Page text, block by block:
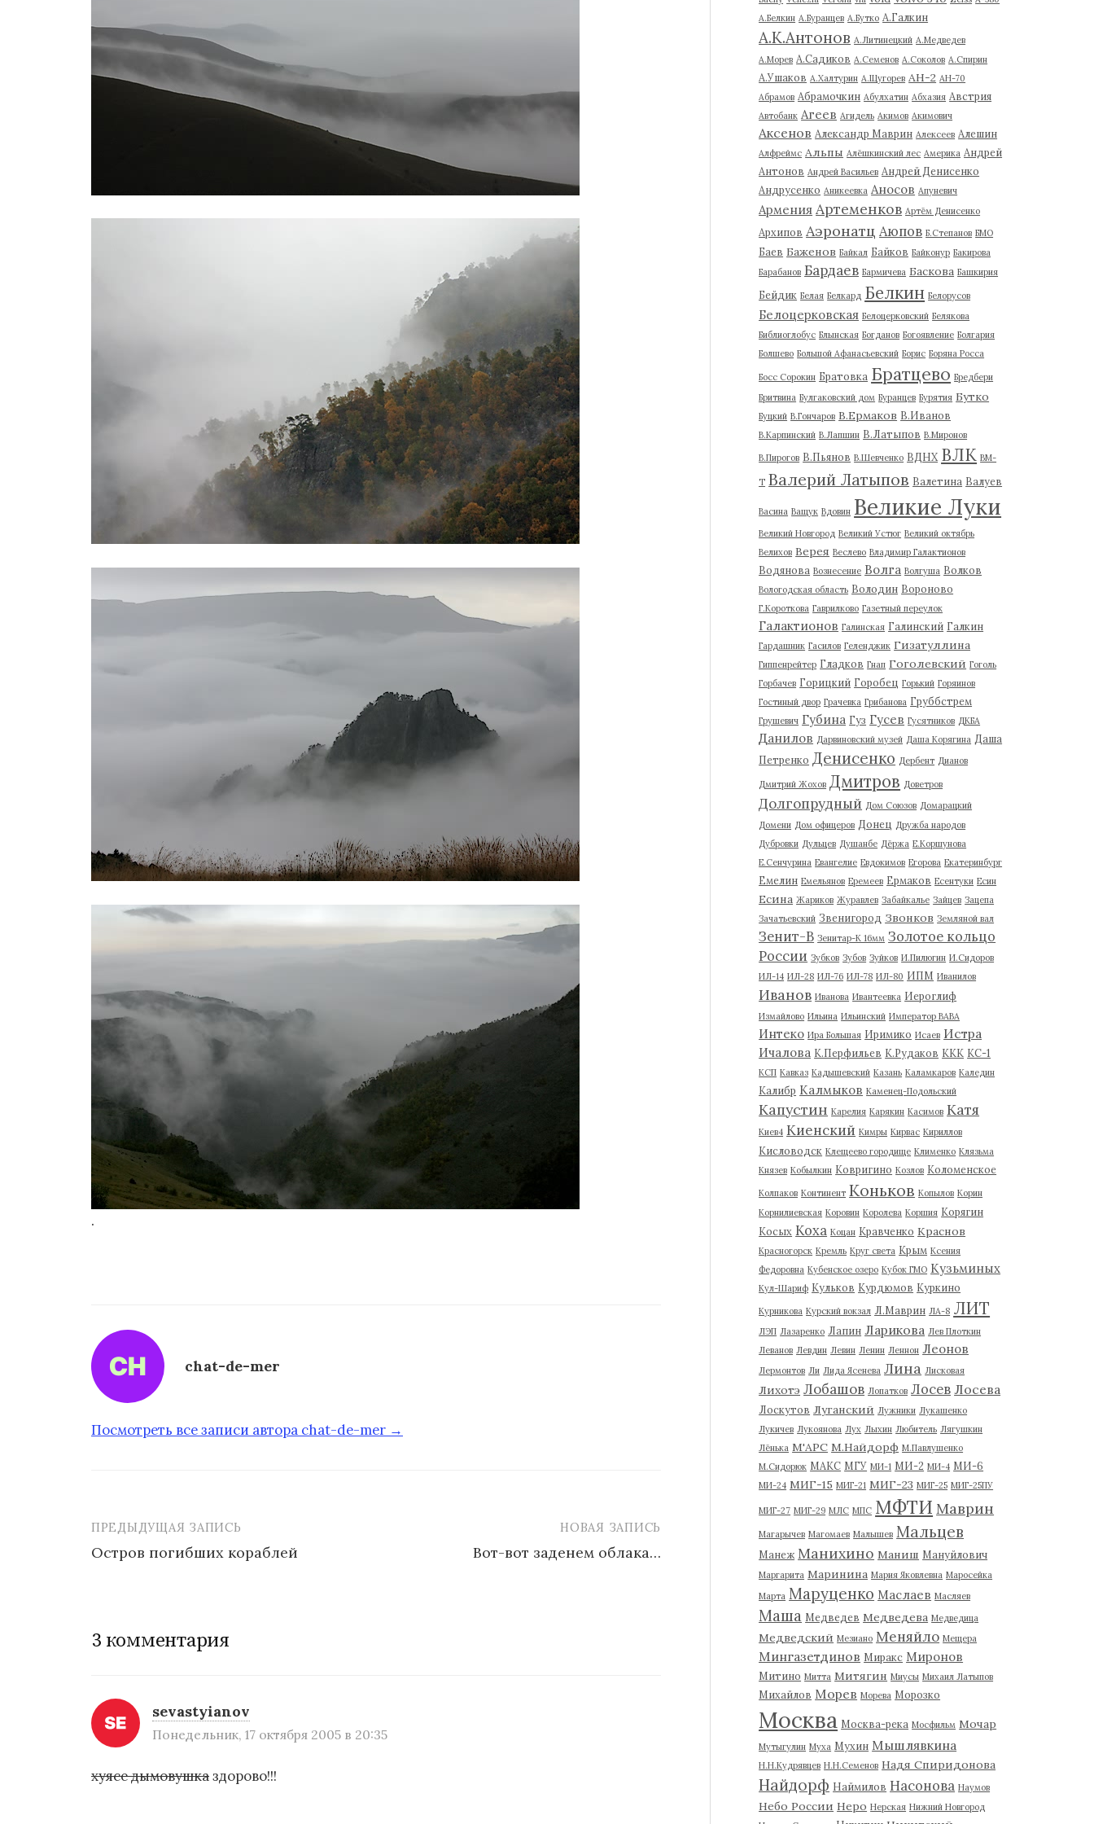
.
chat-de-mer
Посмотреть все записи автора chat-de-mer →
в
г
а
ц
ПРЕДЫДУЩАЯ ЗАПИСЬ
Остров погибших кораблей
НОВАЯ ЗАПИСЬ
Вот-вот заденем облака…
3 комментария
sevastyianov
Понедельник, 17 октября 2005 в 20:35
хуясе дымовушказдорово!!!
А.Белкин А.Буранцев А.Бутко А.Галкин
А.К.Антонов А.Литинецкий А.Медведев
А.Морев А.Садиков А.Семенов А.Соколов А.Спирин
А.Ушаков А.Халтурин А.Щугорев АН-2 АН-70
Абрамов Абрамочкин Абулхатин Абхазия Австрия
Автобанк Агеев Агидель Акимов Акимович
Аксенов Александр Маврин Алексеев Алешин
Алфреймс Альпы Алёшкинский лес Америка Андрей
Антонов Андрей Васильев Андрей Денисенко
Андрусенко Аникеевка Аносов Апуневич
Армения Артеменков Артём Денисенко
Архипов Аэронатц Аюпов Б.Степанов БМО
Баев Баженов Байкал Байков Байконур Бакирова
Барабанов Бардаев Бармичева Баскова Башкирия
Бейдик Белая Белкард Белкин Белорусов
Белоцерковская Белоцерковский Белякова
Библиоглобус Блынская Богданов Богоявление Болгария
Болшево Большой Афанасьевский Борис Боряна Росса
Босс Сорокин Братовка Братцево Бредбери
Бритвина Булгаковский дом Буранцев Бурятия Бутко
Буцкий В.Гончаров В.Ермаков В.Иванов
В.Карпинский В.Лапшин В.Латыпов В.Миронов
В.Пирогов В.Пьянов В.Шевченко ВДНХ ВЛК ВМ-
Т Валерий Латыпов Валетина Валуев
Васина Ващук Вдовин Великие Луки
Великий Новгород Великий Устюг Великий октябрь
Велихов Верея Веслево Владимир Галактионов
Водянова Вознесение Волга Волгуша Волков
Вологодская область Володин Вороново
Г.Короткова Гаврилково Газетный переулок
Галактионов Галинская Галинский Галкин
Гардашник Гасилов Геленджик Гизатуллина
Гиппенрейтер Гладков Гнап Гоголевский Гоголь
Горбачев Горицкий Горобец Горький Горяинов
Гостиный двор Грачевка Грибанова Груббстрем
Грушевич Губина Гуз Гусев Гусятников ДКБА
Данилов Дарвиновский музей Даша Корягина Даша
Петренко Денисенко Дербент Дианов
Дмитрий Жохов Дмитров Доветров
Долгопрудный Дом Союзов Домарацкий
Домени Дом офицеров Донец Дружба народов
Дубровки Дульцев Душанбе Дёржа Е.Коршунова
Е.Сенчурина Евангелие Евдокимов Егорова Екатеринбург
Емелин Емельянов Еремеев Ермаков Есентуки Есин
Есина Жариков Журавлев Забайкалье Зайцев Зацепа
Зачатьевский Звенигород Звонков Земляной вал
Зенит-В Зенитар-К 16мм Золотое кольцо
России Зубков Зубов Зуйков И.Пилюгин И.Сидоров
ИЛ-14 ИЛ-28 ИЛ-76 ИЛ-78 ИЛ-80 ИПМ Иванилов
Иванов Иванова Ивантеевка Иероглиф
Измайлово Ильина Ильинский Император ВАВА
Интеко Ира Большая Иримико Исаев Истра
Ичалова К.Перфильев К.Рудаков ККК КС-1
КСП Кавказ Кадышевский Казань Каламкаров Каледин
Калибр Калмыков Каменец-Подольский
Капустин Карелия Карякин Касимов Катя
Киев4 Киенский Кимры Кирвас Кириллов
Кисловодск Клещеево городище Клименко Клязьма
Князев Кобылкин Ковригино Козлов Коломенское
Колпаков Континент Коньков Копылов Корин
Корнилиевская Коровин Королева Коршия Корягин
Косых Коха Коцан Кравченко Краснов
Красногорск Кремль Круг света Крым Ксения
Федоровна Кубенское озеро Кубок ГМО Кузьминых
Кул-Шариф Кульков Курдюмов Куркино
Курникова Курский вокзал Л.Маврин ЛА-8 ЛИТ
ЛЭП Лазаренко Лапин Ларикова Лев Плоткин
Леванов Левдин Левин Ленин Леннон Леонов
Лермонтов Ли Лида Ясенева Лина Лисковая
Лихотэ Лобашов Лопатков Лосев Лосева
Лоскутов Луганский Лужники Лукашенко
Лукичев Лукоянова Лух Лыхин Любитель Лягушкин
Лёнька М'АРС М.Найдорф М.Павлушенко
М.Сидорюк МАКС МГУ МИ-1 МИ-2 МИ-4 МИ-6
МИ-24 МИГ-15 МИГ-21 МИГ-23 МИГ-25 МИГ-25ПУ
МИГ-27 МИГ-29 МЛС МПС МФТИ Маврин
Магарычев Магомаев Малышев Мальцев
Манеж Манихино Маниш Мануйлович
Маргарита Маринина Мария Яковлевна Маросейка
Марта Маруценко Маслаев Масляев
Маша Медведев Медведева Медведица
Медведский Мезиано Меняйло Мещера
Мингазетдинов Миракс Миронов
Митино Митта Митягин Миусы Михаил Латыпов
Михайлов Морев Морева Морозко
Москва Москва-река Мосфильм Мочар
Мутыгулин Муха Мухин Мышлявкина
Н.Н.Кудрявцев Н.Н.Семенов Надя Спиридонова
Найдорф Наймилов Насонова Наумов
Небо России Неро Нерская Нижний Новгород